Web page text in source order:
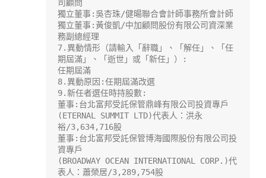
司顧問
獨立董事:吳杏珠/健暘聯合會計師事務所會計師
獨立董事:黃俊凱/中加顧問股份有限公司資深業
務副總經理
7.異動情形（請輸入「辭職」、「解任」、「任
期屆滿」、「逝世」或「新任」）:
任期屆滿
8.異動原因:任期屆滿改選
9.新任者選任時持股數:
董事:台北富邦受託保管鼎峰有限公司投資專戶
(ETERNAL SUMMIT LTD)代表人：洪永
裕/3,634,716股
董事:台北富邦受託保管博海國際股份有限公司投
資專戶
(BROADWAY OCEAN INTERNATIONAL CORP.)代
表人：蕭榮居/3,289,754股